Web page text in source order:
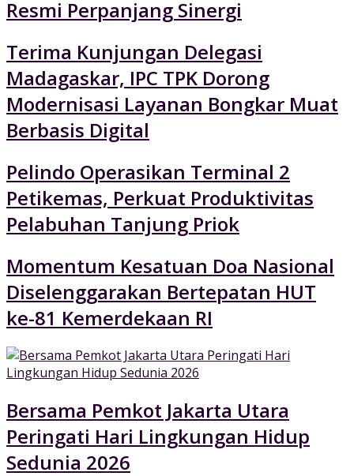
Resmi Perpanjang Sinergi
Terima Kunjungan Delegasi
Madagaskar, IPC TPK Dorong
Modernisasi Layanan Bongkar Muat
Berbasis Digital
Pelindo Operasikan Terminal 2
Petikemas, Perkuat Produktivitas
Pelabuhan Tanjung Priok
Momentum Kesatuan Doa Nasional
Diselenggarakan Bertepatan HUT
ke-81 Kemerdekaan RI
Bersama Pemkot Jakarta Utara
Peringati Hari Lingkungan Hidup
Sedunia 2026